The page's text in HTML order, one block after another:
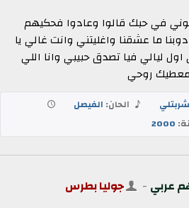
في حبك قالوا وعادوا فحكيهم
ما عشقنا واغليتني وانت غالي يا
ليالي فيا تصدق حبيبي وانا اللي
معطيك روحي
الحان: الفيصل
2000
عربي - جوليا بطرس